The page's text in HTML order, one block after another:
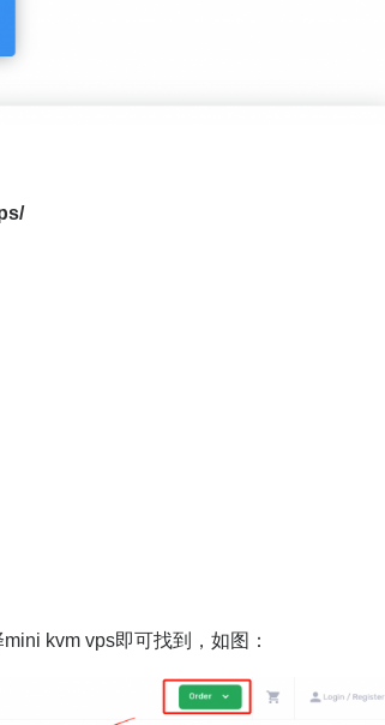
kvm vps即可找到，如图：